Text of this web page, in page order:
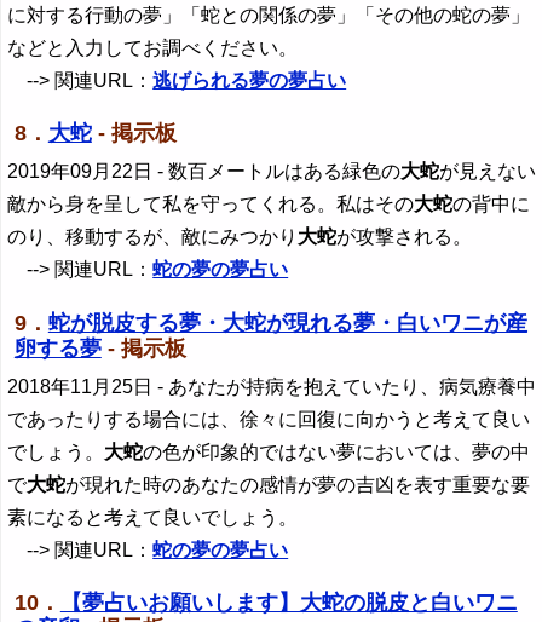
に対する行動の夢」「蛇との関係の夢」「その他の蛇の夢」
などと入力してお調べください。
--> 関連URL：逃げられる夢の夢占い
8． 大蛇- 掲示板
2019年09月22日 - 数百メートルはある緑色の大蛇が見えない
敵から身を呈して私を守ってくれる。私はその大蛇の背中に
のり、移動するが、敵にみつかり 大蛇が攻撃される。
--> 関連URL：蛇の夢の夢占い
9． 蛇が脱皮する夢・大蛇が現れる夢・白いワニが産
卵する夢- 掲示板
2018年11月25日 - あなたが持病を抱えていたり、病気療養中
であったりする場合には、徐々に回復に向かうと考えて良い
でしょう。 大蛇の色が印象的ではない夢においては、夢の中
で大蛇が現れた時のあなたの感情が夢の吉凶を表す重要な要
素になると考えて良いでしょう。
--> 関連URL：蛇の夢の夢占い
10．
【夢占いお願いします】大蛇の脱皮と白いワニ